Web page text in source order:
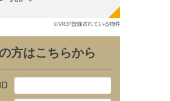
方はこちらから